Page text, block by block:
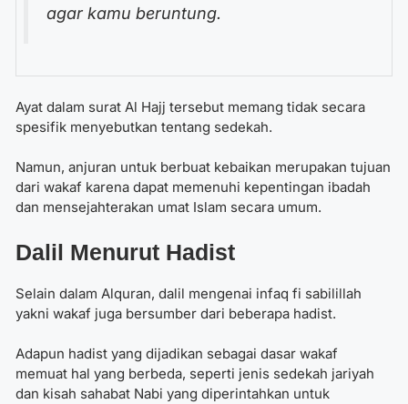
agar kamu beruntung.
Ayat dalam surat Al Hajj tersebut memang tidak secara
spesifik menyebutkan tentang sedekah.
Namun, anjuran untuk berbuat kebaikan merupakan tujuan
dari wakaf karena dapat memenuhi kepentingan ibadah
dan mensejahterakan umat Islam secara umum.
Dalil Menurut Hadist
Selain dalam Alquran, dalil mengenai infaq fi sabilillah
yakni wakaf juga bersumber dari beberapa hadist.
Adapun hadist yang dijadikan sebagai dasar wakaf
memuat hal yang berbeda, seperti jenis sedekah jariyah
dan kisah sahabat Nabi yang diperintahkan untuk